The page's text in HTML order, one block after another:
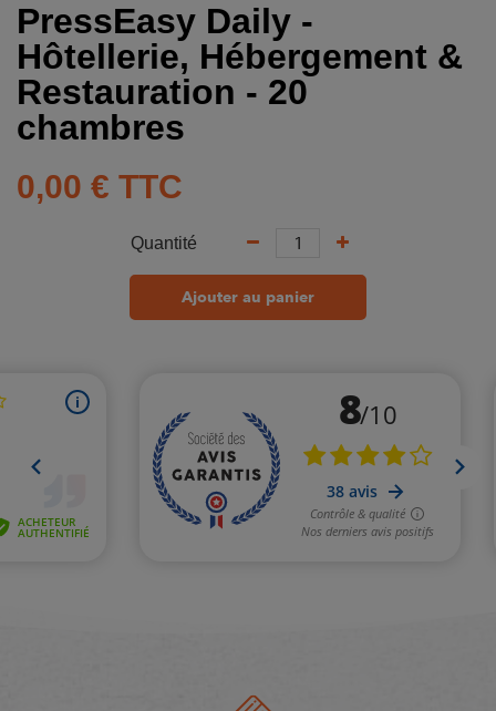
PressEasy Daily -
Hôtellerie, Hébergement &
Restauration - 20
chambres
0,00 € TTC
Quantité
Ajouter au panier